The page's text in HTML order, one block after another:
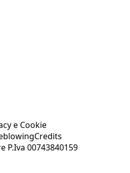
e Cookie
Credits
P.Iva 00743840159